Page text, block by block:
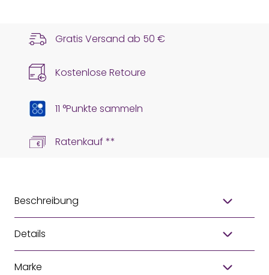
Gratis Versand ab 50 €
Kostenlose Retoure
11 °Punkte sammeln
Ratenkauf **
Beschreibung
Details
Marke